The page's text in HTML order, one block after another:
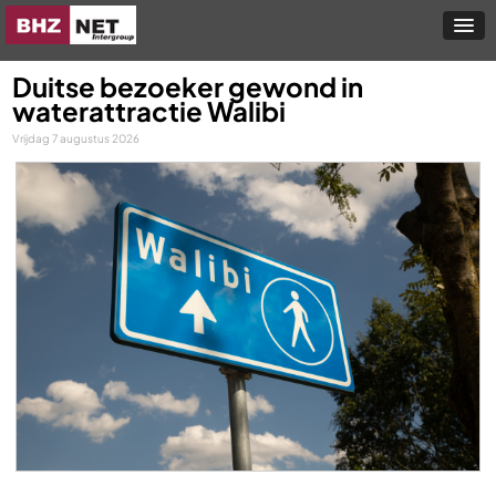
Duitse bezoeker gewond in
waterattractie Walibi
Vrijdag 7 augustus 2026